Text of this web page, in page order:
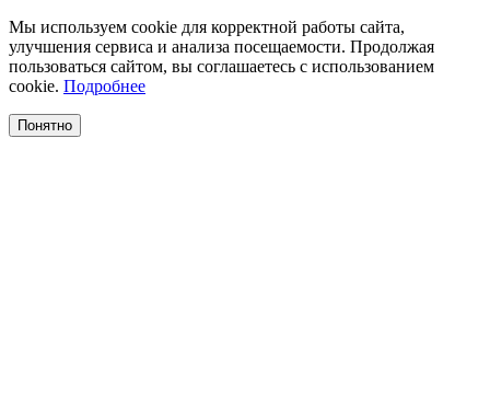
Мы используем cookie для корректной работы сайта,
улучшения сервиса и анализа посещаемости. Продолжая
пользоваться сайтом, вы соглашаетесь с использованием
cookie. Подробнее
Понятно